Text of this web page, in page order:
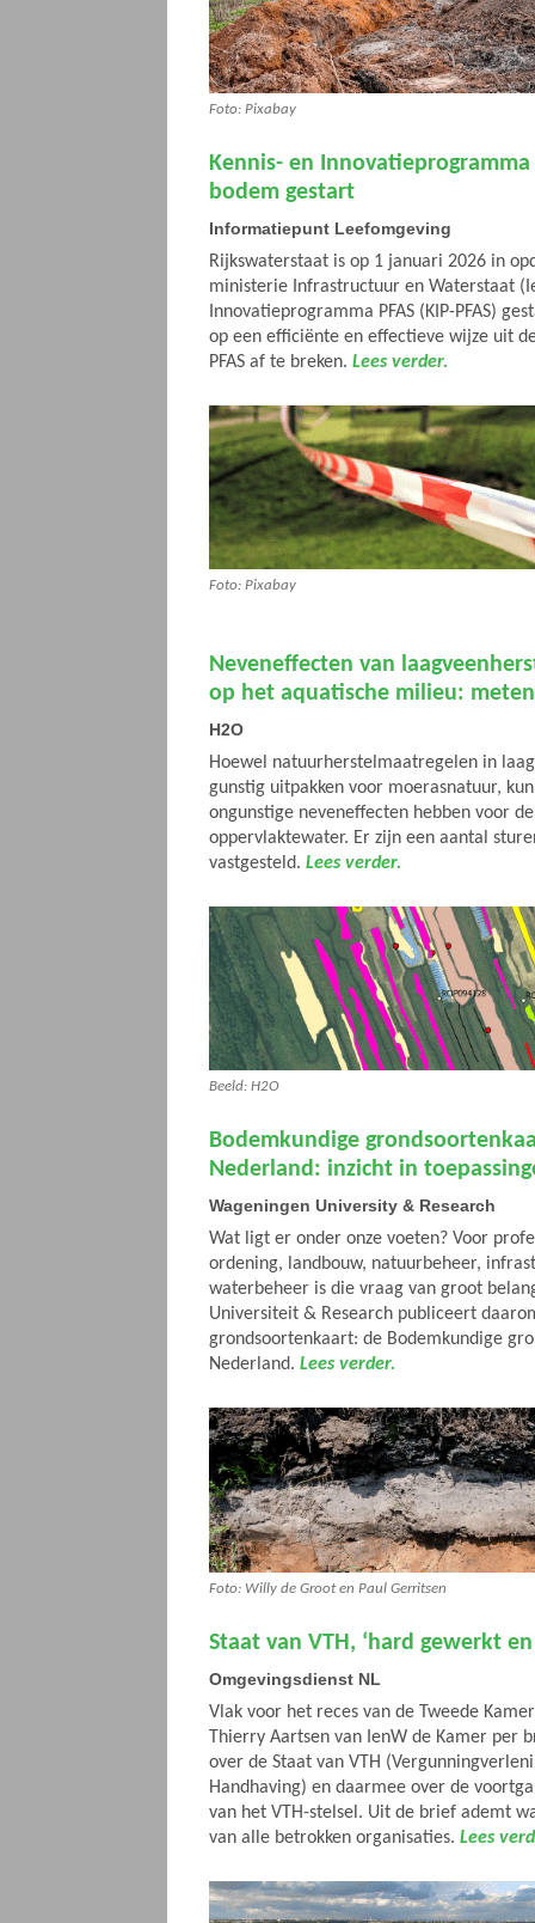
Foto: Pixabay
Kennis- en Innovatieprogramma
bodem gestart
Informatiepunt Leefomgeving
Rijkswaterstaat is op 1 januari 2026 in
ministerie Infrastructuur en Waterstaat
Innovatieprogramma PFAS (KIP-PFAS)
op een efficiënte en effectieve wijze uit
PFAS af te breken. Lees verder.
Foto: Pixabay
Neveneffecten van
op het aquatische milieu:
H2O
Hoewel natuurherstelmaatregelen in
gunstig uitpakken voor moerasnatuur,
ongunstige neveneffecten hebben voor
oppervlaktewater. Er zijn een aantal
vastgesteld. Lees verder.
Beeld: H2O
Bodemkundige
Nederland: inzicht in
Wageningen University & Research
Wat ligt er onder onze voeten? Voor
ordening, landbouw, natuurbeheer,
waterbeheer is die vraag van groot
Universiteit & Research publiceert
grondsoortenkaart: de Bodemkundige
Nederland. Lees verder.
Foto: Willy de Groot en Paul Gerritsen
Staat van VTH, ‘hard gewerkt
Omgevingsdienst NL
Vlak voor het reces van de Tweede
Thierry Aartsen van IenW de Kamer per
over de Staat van VTH
Handhaving) en daarmee over de
van het VTH-stelsel. Uit de brief ademt
van alle betrokken organisaties. Lees